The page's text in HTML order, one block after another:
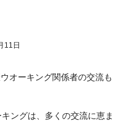
11日
オーキング関係者の交流も
ングは、多くの交流に恵ま